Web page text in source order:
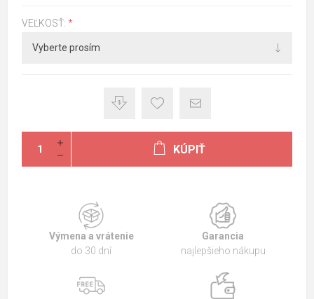
VEĽKOSŤ: *
KÚPIŤ
Výmena a vrátenie
do 30 dní
Garancia
najlepšieho nákupu